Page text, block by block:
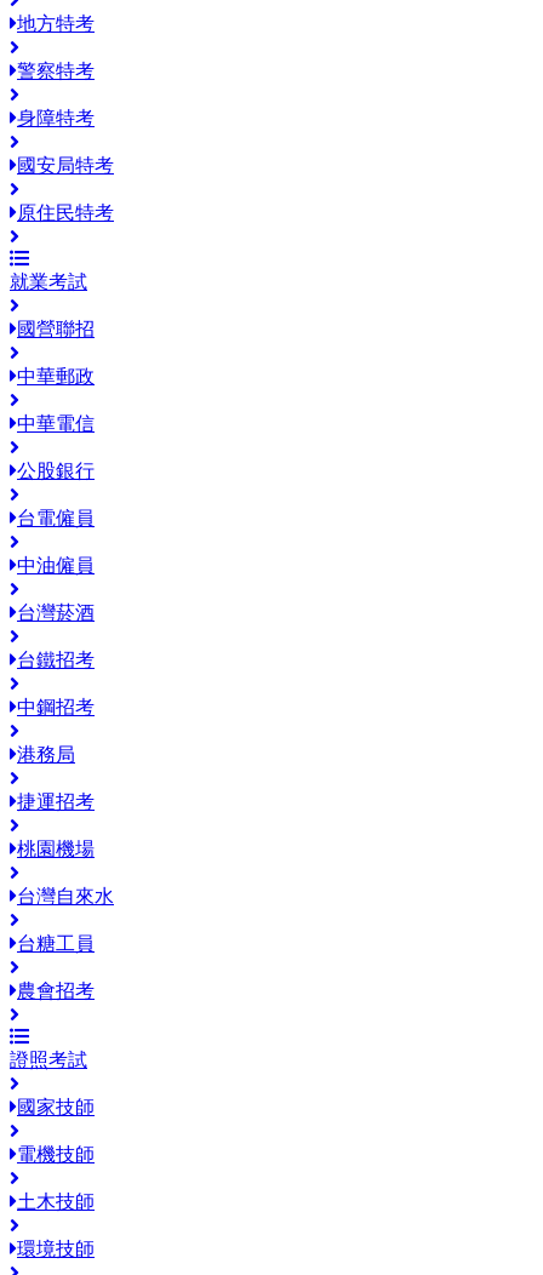
地方特考
警察特考
身障特考
國安局特考
原住民特考
就業考試
國營聯招
中華郵政
中華電信
公股銀行
台電僱員
中油僱員
台灣菸酒
台鐵招考
中鋼招考
港務局
捷運招考
桃園機場
台灣自來水
台糖工員
農會招考
證照考試
國家技師
電機技師
土木技師
環境技師